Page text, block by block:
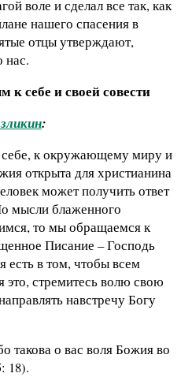
воле и сделал все так, как
нашего спасения в
отцы утверждают,
нас.
себе и своей совести
:
себе, к окружающему миру и
открыта для христианина
может получить ответ
мысли блаженного
то мы обращаемся к
Писание – Господь
есть в том, чтобы всем
это, стремитесь волю свою
навстречу Богу
такова о вас воля Божия во
18).